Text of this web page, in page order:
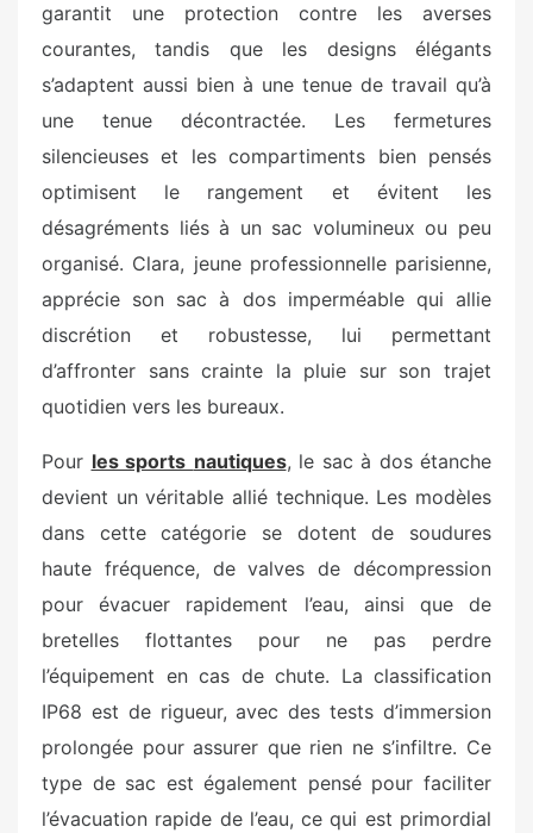
garantit une protection contre les averses
courantes, tandis que les designs élégants
s’adaptent aussi bien à une tenue de travail qu’à
une tenue décontractée. Les fermetures
silencieuses et les compartiments bien pensés
optimisent le rangement et évitent les
désagréments liés à un sac volumineux ou peu
organisé. Clara, jeune professionnelle parisienne,
apprécie son sac à dos imperméable qui allie
discrétion et robustesse, lui permettant
d’affronter sans crainte la pluie sur son trajet
quotidien vers les bureaux.
Pour les sports nautiques, le sac à dos étanche
devient un véritable allié technique. Les modèles
dans cette catégorie se dotent de soudures
haute fréquence, de valves de décompression
pour évacuer rapidement l’eau, ainsi que de
bretelles flottantes pour ne pas perdre
l’équipement en cas de chute. La classification
IP68 est de rigueur, avec des tests d’immersion
prolongée pour assurer que rien ne s’infiltre. Ce
type de sac est également pensé pour faciliter
l’évacuation rapide de l’eau, ce qui est primordial